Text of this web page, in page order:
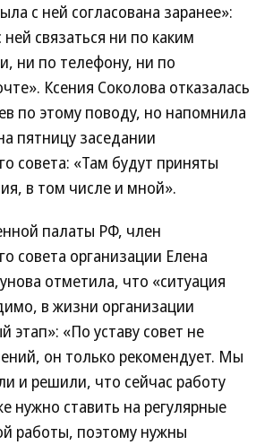
с ней согласована заранее»:
связаться ни по каким
ни по телефону, ни по
Ксения Соколова отказалась
по этому поводу, но напомнила
пятницу заседании
совета: «Там будут приняты
в том числе и мной».
палаты РФ, член
совета организации Елена
отметила, что «ситуация
в жизни организации
этап»: «По уставу совет не
он только рекомендует. Мы
и решили, что сейчас работу
нужно ставить на регулярные
работы, поэтому нужны